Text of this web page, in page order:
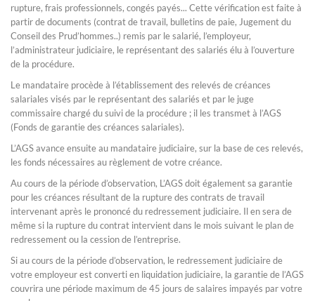
rupture, frais professionnels, congés payés... Cette vérification est faite à
partir de documents (contrat de travail, bulletins de paie, Jugement du
Conseil des Prud’hommes..) remis par le salarié, l’employeur,
l’administrateur judiciaire, le représentant des salariés élu à l’ouverture
de la procédure.
Le mandataire procède à l’établissement des relevés de créances
salariales visés par le représentant des salariés et par le juge
commissaire chargé du suivi de la procédure ; il les transmet à l’AGS
(Fonds de garantie des créances salariales).
L’AGS avance ensuite au mandataire judiciaire, sur la base de ces relevés,
les fonds nécessaires au règlement de votre créance.
Au cours de la période d’observation, L’AGS doit également sa garantie
pour les créances résultant de la rupture des contrats de travail
intervenant après le prononcé du redressement judiciaire. Il en sera de
même si la rupture du contrat intervient dans le mois suivant le plan de
redressement ou la cession de l’entreprise.
Si au cours de la période d’observation, le redressement judiciaire de
votre employeur est converti en liquidation judiciaire, la garantie de l’AGS
couvrira une période maximum de 45 jours de salaires impayés par votre